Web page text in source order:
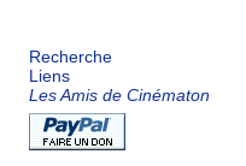
Recherche
Liens
Les Amis de Cinématon